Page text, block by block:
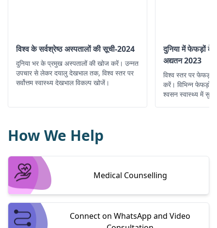
विश्व के सर्वश्रेष्ठ अस्पतालों की सूची-2024
दुनिया भर के प्रमुख अस्पतालों की खोज करें। उन्नत
उपचार से लेकर दयालु देखभाल तक, विश्व स्तर पर
सर्वोत्तम स्वास्थ्य देखभाल विकल्प खोजें।
दुनिया में फेफड़ों के
अद्यतन 2023
विश्व स्तर पर फेफड़ों
करें। विभिन्न फेफड़ों
श्वसन स्वास्थ्य में
How We Help
Medical Counselling
Connect on WhatsApp and Video